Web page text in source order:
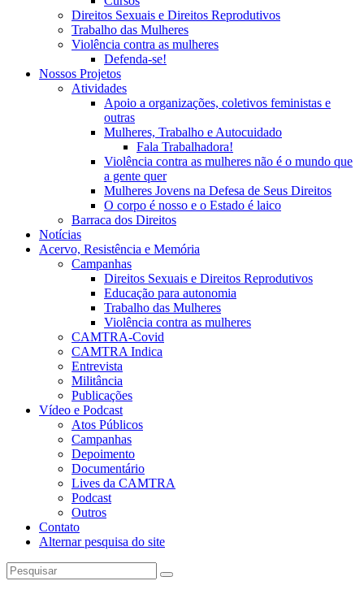
Direitos Sexuais e Direitos Reprodutivos
Trabalho das Mulheres
Violência contra as mulheres
Defenda-se!
Nossos Projetos
Atividades
Apoio a organizações, coletivos feministas e
outras
Mulheres, Trabalho e Autocuidado
Fala Trabalhadora!
Violência contra as mulheres não é o mundo que
a gente quer
Mulheres Jovens na Defesa de Seus Direitos
O corpo é nosso e o Estado é laico
Barraca dos Direitos
Notícias
Acervo, Resistência e Memória
Campanhas
Direitos Sexuais e Direitos Reprodutivos
Educação para autonomia
Trabalho das Mulheres
Violência contra as mulheres
CAMTRA-Covid
CAMTRA Indica
Entrevista
Militância
Publicações
Vídeo e Podcast
Atos Públicos
Campanhas
Depoimento
Documentário
Lives da CAMTRA
Podcast
Outros
Contato
Alternar pesquisa do site